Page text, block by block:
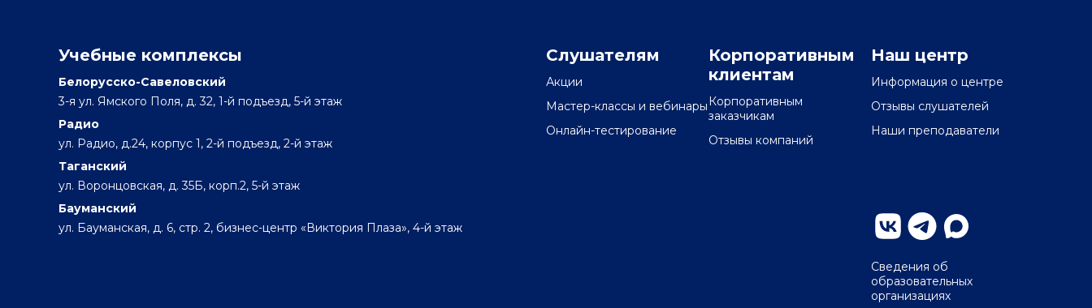
Учебные комплексы
Белорусско-Савеловский
3-я ул. Ямского Поля, д. 32, 1-й подъезд, 5-й этаж
Радио
ул. Радио, д.24, корпус 1, 2-й подъезд, 2-й этаж
Таганский
ул. Воронцовская, д. 35Б, корп.2, 5-й этаж
Бауманский
ул. Бауманская, д. 6, стр. 2, бизнес-центр «Виктория Плаза», 4-й этаж
Слушателям
Акции
Мастер-классы и вебинары
Онлайн-тестирование
Корпоративным
клиентам
Корпоративным
заказчикам
Отзывы компаний
Наш центр
Информация о центре
Отзывы слушателей
Наши преподаватели
Сведения об
образовательных
организациях